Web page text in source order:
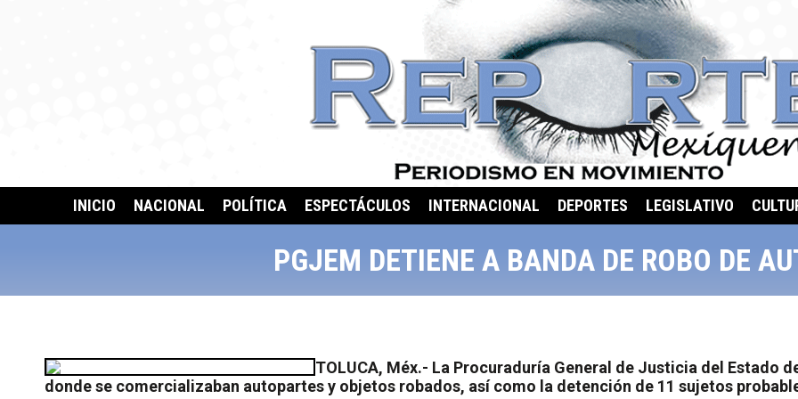
INICIO NACIONAL POLÍTICA ESPECTÁCULOS INTERNACIONAL DEPORTES LEGISLATIVO
PGJEM DETIENE A BANDA DE ROBO DE
TOLUCA, Méx.- La Procuraduría General de Justicia del Estado
donde se comercializaban autopartes y objetos robados, así como la detención de 11 sujetos